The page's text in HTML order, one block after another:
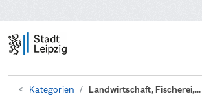
Kategorien Landwirtschaft, Fischerei,...